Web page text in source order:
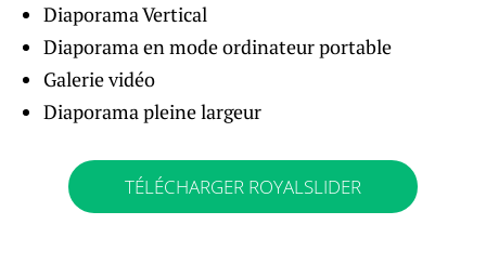
Diaporama Vertical
Diaporama en mode ordinateur portable
Galerie vidéo
Diaporama pleine largeur
TÉLÉCHARGER ROYALSLIDER